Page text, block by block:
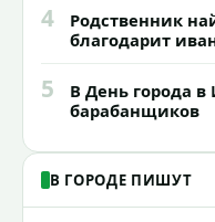
4
Родственник
благодарит
5
В День города
барабанщиков
В ГОРОДЕ ПИШУТ